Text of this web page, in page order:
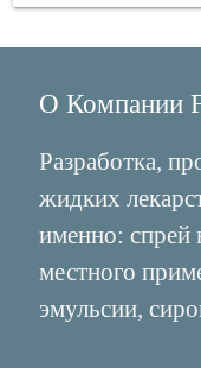
О Компании
Разработка,
жидких
именно: спрей
местного
эмульсии,